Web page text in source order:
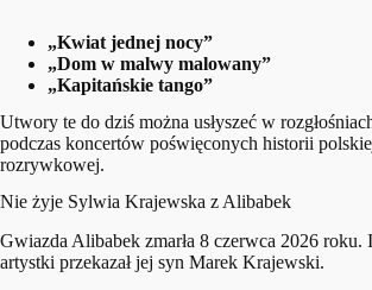
„Kwiat jednej nocy”
„Dom w malwy malowany”
„Kapitańskie tango”
Utwory te do dziś można usłyszeć w
podczas koncertów poświęconych historii
rozrywkowej.
Nie żyje Sylwia Krajewska z Alibabek
Gwiazda Alibabek zmarła 8 czerwca 2026 roku.
artystki przekazał jej syn Marek Krajewski.